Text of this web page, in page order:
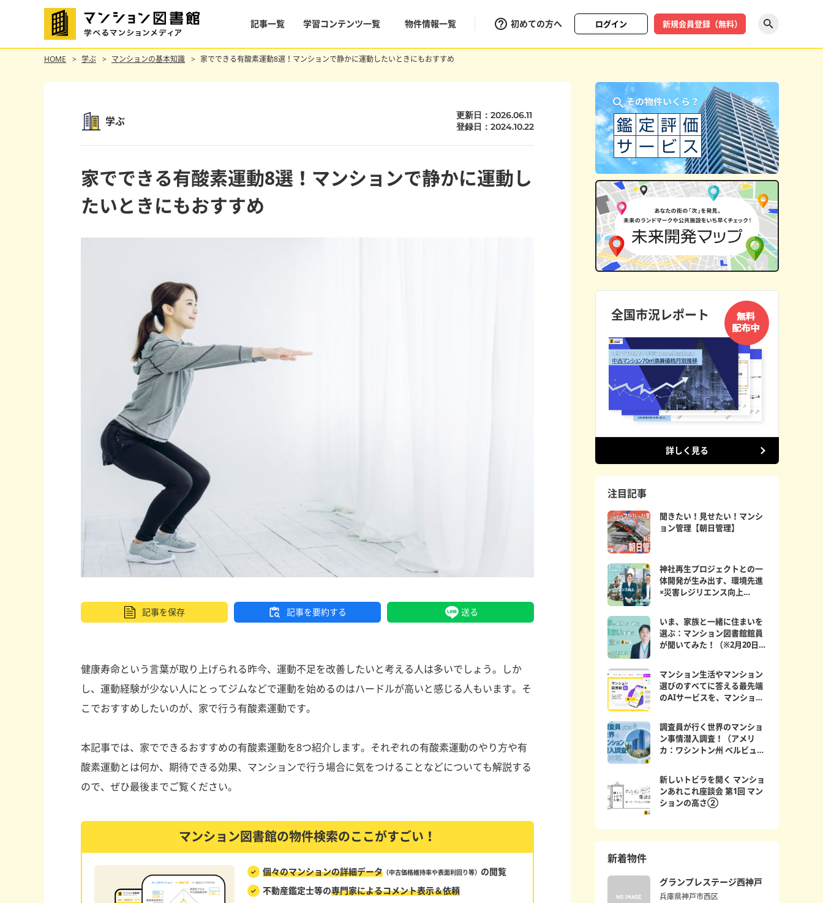
記事一覧 学習コンテンツ一覧 物件情報一覧 初めての方へ ログイン 新規会員登録（無料）
HOME 学ぶ マンションの基本知識 家でできる有酸素運動8選！マンションで静かに運動したいときにもおすすめ
全国市況レポート
詳しく見る
注目記事
聞きたい！見せたい！マンシ
ョン管理【朝日管理】
神社再生プロジェクトとの一
体開発が生み出す、環境先進
×災害レジリエンス向上
いま、家族と一緒に住まいを
選ぶ：マンション図書館館員
が聞いてみた！（※2月20日更
マンション生活やマンション
選びのすべてに答える最先端
のAIサービスを、マンション
調査員が行く世界のマンショ
ン事情潜入調査！（アメリ
カ：ワシントン州 ベルビュー
新しいトビラを開く マンショ
ンあれこれ座談会 第1回 マン
ションの高さ②
新着物件
グランプレステージ西神戸
兵庫県神戸市西区
学ぶ
更新日：2026.06.11
登録日：2024.10.22
家でできる有酸素運動8選！マンションで静かに運動し
たいときにもおすすめ
記事を保存 記事を要約する 送る
健康寿命という言葉が取り上げられる昨今、運動不足を改善したいと考える人は多いでしょう。しか
し、運動経験が少ない人にとってジムなどで運動を始めるのはハードルが高いと感じる人もいます。そ
こでおすすめしたいのが、家で行う有酸素運動です。
本記事では、家でできるおすすめの有酸素運動を8つ紹介します。それぞれの有酸素運動のやり方や有
酸素運動とは何か、期待できる効果、マンションで行う場合に気をつけることなどについても解説する
ので、ぜひ最後までご覧ください。
マンション図書館の物件検索のここがすごい！
個々のマンションの詳細データ （中古価格維持率や表面利回り等） の閲覧
不動産鑑定士等の専門家によるコメント表示＆依頼